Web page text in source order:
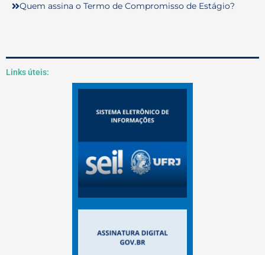
Quem assina o Termo de Compromisso de Estágio?
Links úteis: